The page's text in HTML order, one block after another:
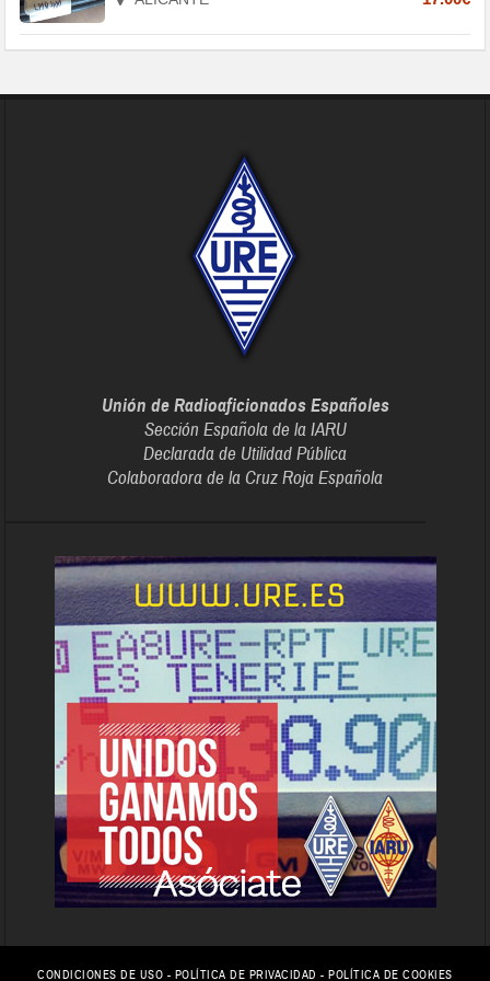
Unión de Radioaficionados Españoles
Sección Española de la IARU
Declarada de Utilidad Pública
Colaboradora de la Cruz Roja Española
CONDICIONES DE USO - POLÍTICA DE PRIVACIDAD -POLÍTICA DE COOKIES